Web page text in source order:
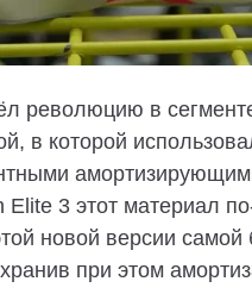
революцию в
в которой
3 этот материал
новой версии самой
при этом